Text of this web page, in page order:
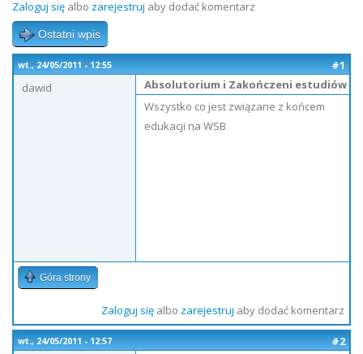
Zaloguj się albo zarejestruj aby dodać komentarz
Ostatni wpis
wt., 24/05/2011 - 12:55
#1
dawid
Absolutorium i Zakończeni estudiów
Wszystko co jest związane z końcem
edukacji na WSB
Góra strony
Zaloguj sięalbo zarejestruj aby dodać komentarz
wt., 24/05/2011 - 12:57
#2